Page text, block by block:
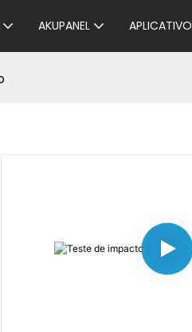
AKUPANEL APLICATIVO